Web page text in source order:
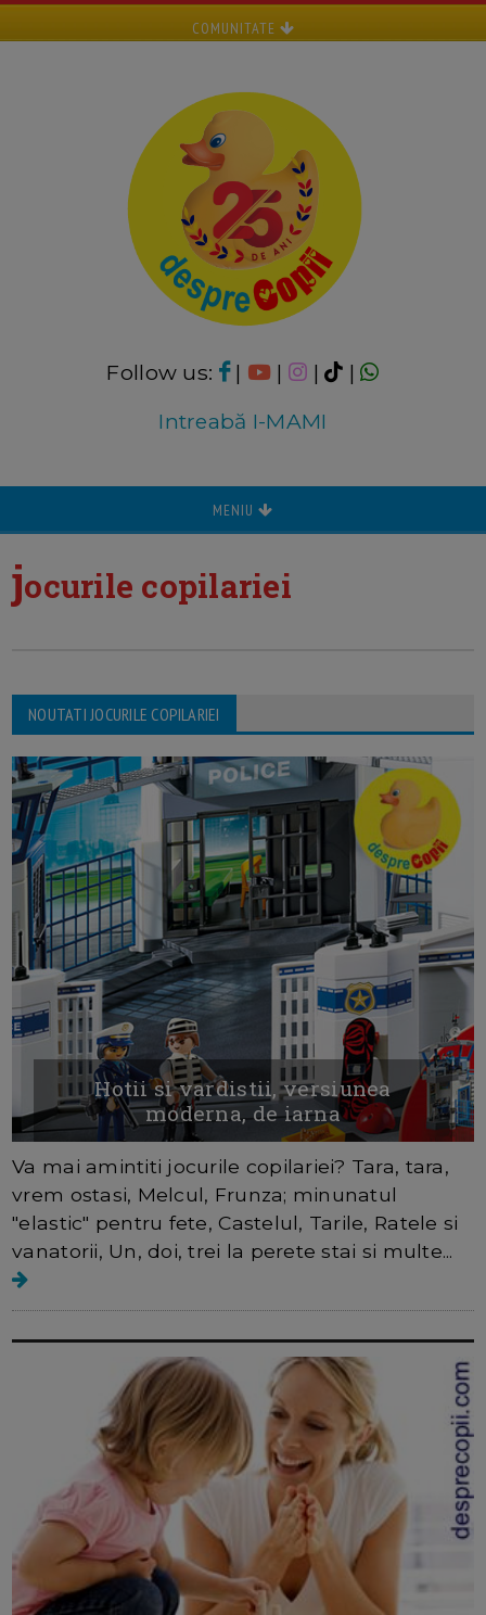
COMUNITATE
Follow us: | | |
|
Intreabă I-MAMI
MENIU
jocurile copilariei
NOUTATI JOCURILE COPILARIEI
Hotii si vardistii, versiunea
moderna, de iarna
Va mai amintiti jocurile copilariei? Tara, tara,
vrem ostasi, Melcul, Frunza; minunatul
"elastic" pentru fete, Castelul, Tarile, Ratele si
vanatorii, Un, doi, trei la perete stai si multe...